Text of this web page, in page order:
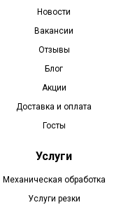
Новости
Вакансии
Отзывы
Блог
Акции
Доставка и оплата
Госты
Услуги
Механическая обработка
Услуги резки